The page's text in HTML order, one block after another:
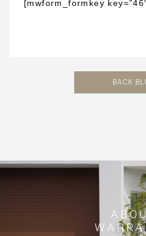
[mwform_formkey
BACK